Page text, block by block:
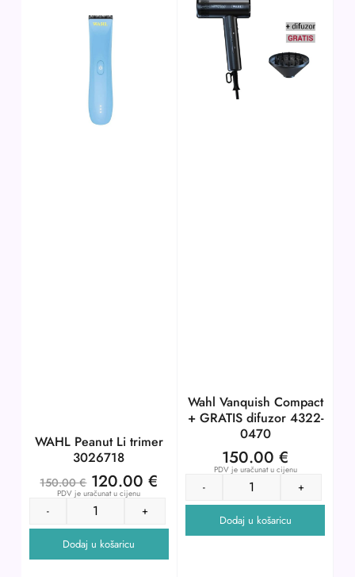
WAHL Peanut Li trimer
3026718
150.00€ 120.00
PDV je uračunat u cijenu
- +
Dodaj u košaricu
Wahl Vanquish Compact
+ GRATIS difuzor 4322-
0470
150.00€
PDV je uračunat u cijenu
- +
Dodaj u košaricu